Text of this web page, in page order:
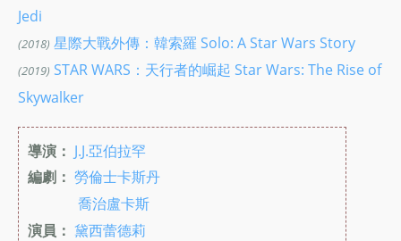
Jedi
(2018) 星際大戰外傳：韓索羅 Solo: A Star Wars Story
(2019) STAR WARS：天行者的崛起 Star Wars: The Rise of
Skywalker
導演： J.J.亞伯拉罕
編劇： 勞倫士卡斯丹
喬治盧卡斯
演員： 黛西蕾德莉